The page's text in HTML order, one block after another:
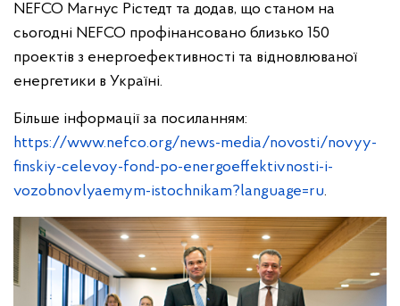
NEFCO Магнус Рістедт та додав, що станом на
сьогодні NEFCO профінансовано близько 150
проектів з енергоефективності та відновлюваної
енергетики в Україні.
Більше інформації за посиланням:
https://www.nefco.org/news-media/novosti/novyy-
finskiy-celevoy-fond-po-energoeffektivnosti-i-
vozobnovlyaemym-istochnikam?language=ru.